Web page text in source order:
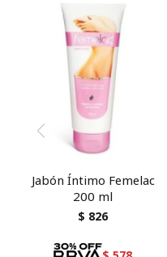
Jabón Íntimo Femelac
200 ml
$ 826